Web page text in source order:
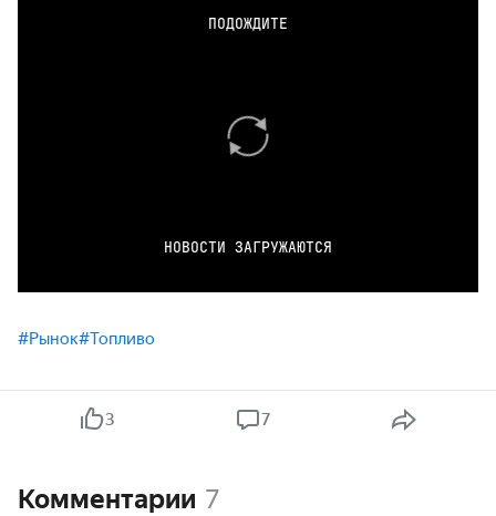
ПОДОЖДИТЕ
НОВОСТИ ЗАГРУЖАЮТСЯ
#Рынок#Топливо
3 7
Комментарии 7